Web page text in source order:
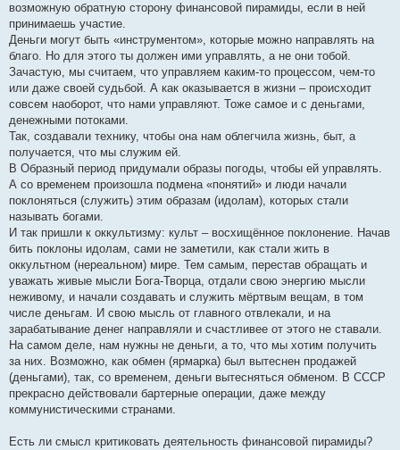
возможную обратную сторону финансовой пирамиды, если в ней
принимаешь участие.
Деньги могут быть «инструментом», которые можно направлять на
благо. Но для этого ты должен ими управлять, а не они тобой.
Зачастую, мы считаем, что управляем каким-то процессом, чем-то
или даже своей судьбой. А как оказывается в жизни – происходит
совсем наоборот, что нами управляют. Тоже самое и с деньгами,
денежными потоками.
Так, создавали технику, чтобы она нам облегчила жизнь, быт, а
получается, что мы служим ей.
В Образный период придумали образы погоды, чтобы ей управлять.
А со временем произошла подмена «понятий» и люди начали
поклоняться (служить) этим образам (идолам), которых стали
называть богами.
И так пришли к оккультизму: культ – восхищённое поклонение. Начав
бить поклоны идолам, сами не заметили, как стали жить в
оккультном (нереальном) мире. Тем самым, перестав обращать и
уважать живые мысли Бога-Творца, отдали свою энергию мысли
неживому, и начали создавать и служить мёртвым вещам, в том
числе деньгам. И свою мысль от главного отвлекали, и на
зарабатывание денег направляли и счастливее от этого не ставали.
На самом деле, нам нужны не деньги, а то, что мы хотим получить
за них. Возможно, как обмен (ярмарка) был вытеснен продажей
(деньгами), так, со временем, деньги вытесняться обменом. В СССР
прекрасно действовали бартерные операции, даже между
коммунистическими странами.
Есть ли смысл критиковать деятельность финансовой пирамиды?